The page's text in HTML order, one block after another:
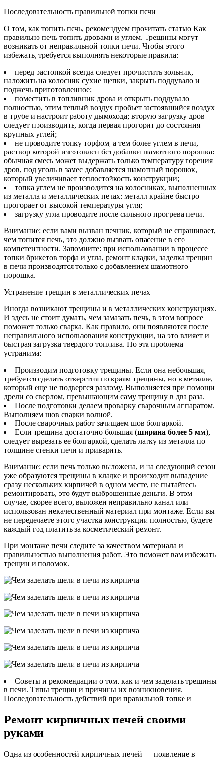
Последовательность правильной топки печи
О том, как топить печь, рекомендуем прочитать статью Как
правильно печь топить дровами и углем. Трещины могут
возникать от неправильной топки печи. Чтобы этого
избежать, требуется выполнять некоторые правила:
перед растопкой всегда следует прочистить зольник,
наложить на колосник сухие щепки, закрыть поддувало и
поджечь приготовленное;
поместить в топливник дрова и открыть поддувало
полностью, этим теплый воздух пробьет застоявшийся воздух
в трубе и настроит работу дымохода; вторую загрузку дров
следует производить, когда первая прогорит до состояния
крупных углей;
не проводите топку торфом, а тем более углем в печи,
раствор которой изготовлен без добавки шамотного порошка:
обычная смесь может выдержать только температуру горения
дров, под уголь в замес добавляется шамотный порошок,
который увеличивает теплостойкость конструкции;
топка углем не производится на колосниках, выполненных
из металла и металлических печах: металл крайне быстро
прогорает от высокой температуры угля;
загрузку угла проводите после сильного прогрева печи.
Внимание: если вами вызван печник, который не спрашивает,
чем топится печь, это должно вызвать опасение в его
компетентности. Запомните: при использовании в процессе
топки брикетов торфа и угла, ремонт кладки, заделка трещин
в печи производятся только с добавлением шамотного
порошка.
Устранение трещин в металлических печах
Иногда возникают трещины и в металлических конструкциях.
И здесь не стоит думать, чем замазать печь, в этом вопросе
поможет только сварка. Как правило, они появляются после
неправильного использования конструкции, на это влияет и
быстрая загрузка твердого топлива. Но эта проблема
устранима:
Производим подготовку трещины. Если она небольшая,
требуется сделать отверстия по краям трещины, но в металле,
который еще не подвергся разлому. Выполняется при помощи
дрели со сверлом, превышающим саму трещину в два раза.
После подготовки делаем проварку сварочным аппаратом.
Выполняем шов сварки волной.
После сварочных работ зачищаем шов болгаркой.
Если трещина достаточно большая (ширина более 5 мм),
следует вырезать ее болгаркой, сделать латку из металла по
толщине стенки печи и приварить.
Внимание: если печь только выложена, и на следующий сезон
уже образуются трещины в кладке и происходит выпадение
сразу нескольких кирпичей в одном месте, не пытайтесь
ремонтировать, это будут выброшенные деньги. В этом
случае, скорее всего, выложен неправильно канал или
использован некачественный материал при монтаже. Если вы
не переделаете этого участка конструкции полностью, будете
каждый год платить за косметический ремонт.
При монтаже печи следите за качеством материала и
правильностью выполнения работ. Это поможет вам избежать
трещин и поломок.
Советы и рекомендации о том, как и чем заделать трещины
в печи. Типы трещин и причины их возникновения.
Последовательность действий при правильной топке и
Ремонт кирпичных печей своими
руками
Одна из особенностей кирпичных печей — появление в